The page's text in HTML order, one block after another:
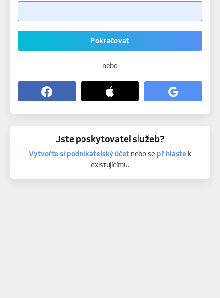
Pokračovat
nebo
Jste poskytovatel služeb?
Vytvořte si podnikatelský účetnebo se přihlastek
existujícímu.